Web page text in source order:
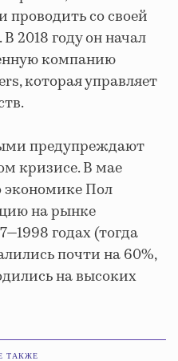
проводить со своей
2018 году он начал
компанию
которая управляет
предупреждают
кризисе. В мае
экономике Пол
на рынке
годах (тогда
почти на 60%,
на высоких
ТАКЖЕ